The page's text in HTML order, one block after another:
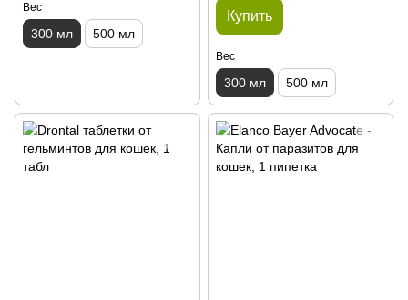
Вес
300 мл 500 мл
Купить
Вес
300 мл 500 мл